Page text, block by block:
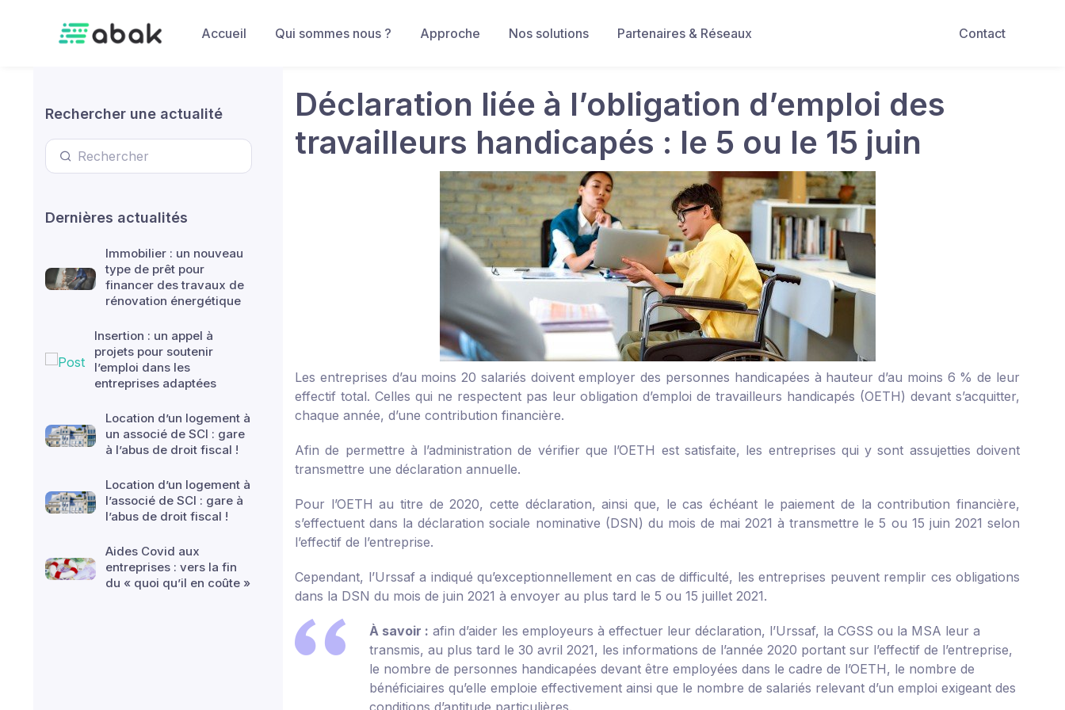
Contact
Accueil Qui sommes nous ? Approche Nos solutions Partenaires & Réseaux
Rechercher une actualité
Dernières actualités
Immobilier : un nouveau
type de prêt pour
financer des travaux de
rénovation énergétique
Insertion : un appel à
projets pour soutenir
l’emploi dans les
entreprises adaptées
Location d’un logement à
un associé de SCI : gare
à l’abus de droit fiscal !
Location d’un logement à
l’associé de SCI : gare à
l’abus de droit fiscal !
Aides Covid aux
entreprises : vers la fin
du « quoi qu’il en coûte »
Déclaration liée à l’obligation d’emploi des
travailleurs handicapés : le 5 ou le 15 juin
Les entreprises d’au moins 20 salariés doivent employer des personnes handicapées à hauteur d’au moins 6 % de leur
effectif total. Celles qui ne respectent pas leur obligation d’emploi de travailleurs handicapés (OETH) devant s’acquitter,
chaque année, d’une contribution financière.
Afin de permettre à l’administration de vérifier que l’OETH est satisfaite, les entreprises qui y sont assujetties doivent
transmettre une déclaration annuelle.
Pour l’OETH au titre de 2020, cette déclaration, ainsi que, le cas échéant le paiement de la contribution financière,
s’effectuent dans la déclaration sociale nominative (DSN) du mois de mai 2021 à transmettre le 5 ou 15 juin 2021 selon
l’effectif de l’entreprise.
Cependant, l’Urssaf a indiqué qu’exceptionnellement en cas de difficulté, les entreprises peuvent remplir ces obligations
dans la DSN du mois de juin 2021 à envoyer au plus tard le 5 ou 15 juillet 2021.
À savoir : afin d’aider les employeurs à effectuer leur déclaration, l’Urssaf, la CGSS ou la MSA leur a
transmis, au plus tard le 30 avril 2021, les informations de l’année 2020 portant sur l’effectif de l’entreprise,
le nombre de personnes handicapées devant être employées dans le cadre de l’OETH, le nombre de
bénéficiaires qu’elle emploie effectivement ainsi que le nombre de salariés relevant d’un emploi exigeant des
conditions d’aptitude particulières.